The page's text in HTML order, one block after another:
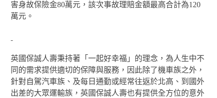
害身故保險金80萬元，該次事故理賠金額最高合計為120
萬元。
英國保誠人壽秉持著「一起好幸福」的理念，為人生中不
同的需求提供適切的保障與服務，因此除了機車族之外，
針對自駕汽車族、及每日通勤或經常往返於北高、到國外
出差的大眾運輸族，英國保誠人壽也有提供全方位的意外